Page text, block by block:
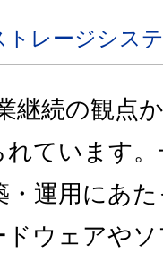
トレージシス
継続の観点
ています
運用にあ
ウェアや